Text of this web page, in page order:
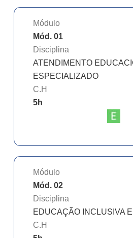
Módulo
Mód. 01
Disciplina
ATENDIMENTO
ESPECIALIZADO
C.H
5h
Módulo
Mód. 02
Disciplina
EDUCAÇÃO INCLUSIVA
C.H